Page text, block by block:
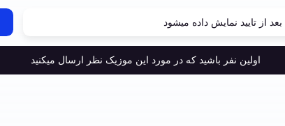
از تایید نمایش داده میشود
اولین نفر باشید که در مورد این موزیک نظر ارسال میکنید